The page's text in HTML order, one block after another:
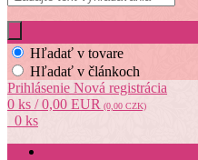
Hľadať v tovare
Hľadať v článkoch
Prihlásenie Nová registrácia
0 ks / 0,00 EUR (0,00 CZK)
0 ks